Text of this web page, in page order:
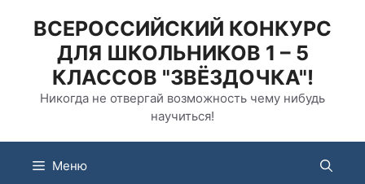
содержимому
ВСЕРОССИЙСКИЙ КОНКУРС
ДЛЯ ШКОЛЬНИКОВ 1 – 5
КЛАССОВ "ЗВЁЗДОЧКА"!
Никогда не отвергай возможность чему нибудь
научиться!
Меню